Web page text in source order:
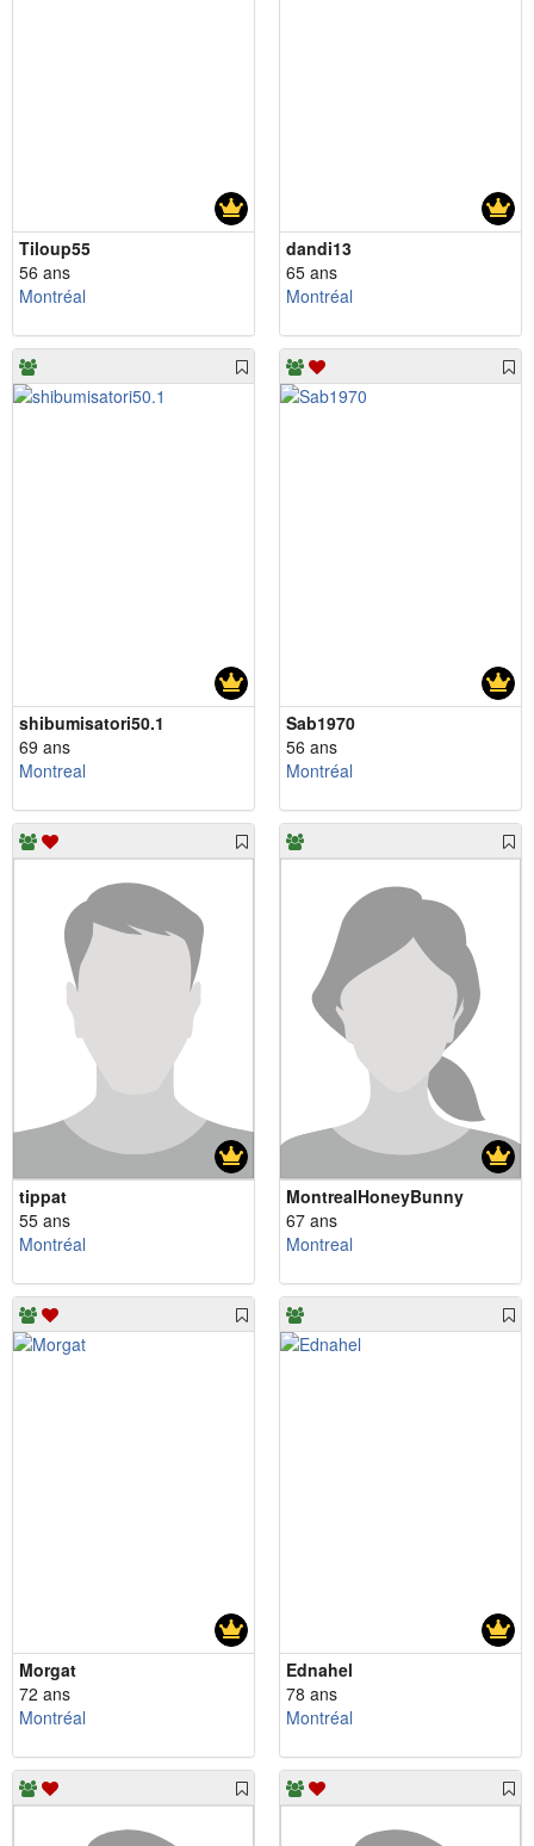
Tiloup55
56 ans
Montréal
dandi13
65 ans
Montréal
shibumisatori50.1
69 ans
Montreal
Sab1970
56 ans
Montréal
tippat
55 ans
Montréal
MontrealHoneyBunny
67 ans
Montreal
Morgat
72 ans
Montréal
Ednahel
78 ans
Montréal